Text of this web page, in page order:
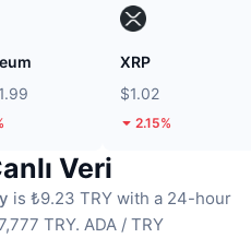
XRP
$1.02
2.15%
Veri
is ₺9.23 TRY with a 24-hour
TRY. ADA / TRY